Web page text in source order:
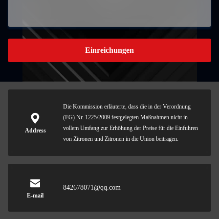
Einreichungen
Address
Die Kommission erläuterte, dass die in der Verordnung
(EG) Nr. 1225/2009 festgelegten Maßnahmen nicht in
vollem Umfang zur Erhöhung der Preise für die Einfuhren
von Zitronen und Zitronen in die Union beitragen.
E-mail
842678071@qq.com